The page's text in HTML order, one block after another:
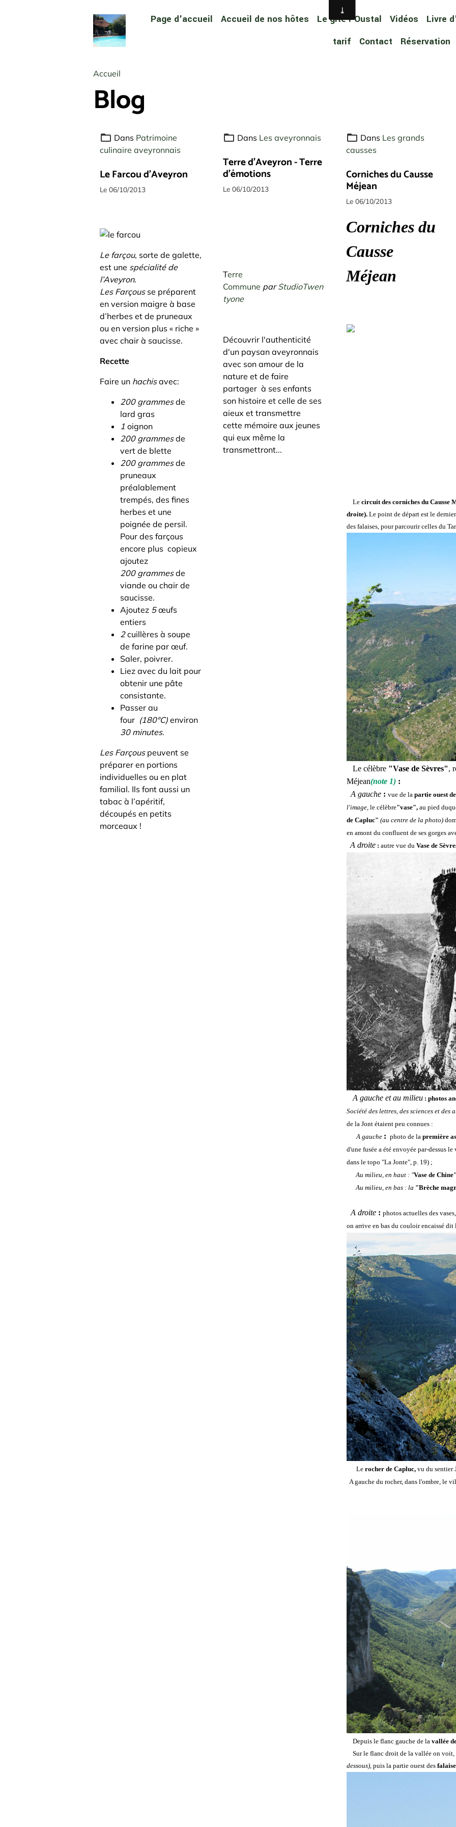
Page d'accueil Accueil de nos hôtes Le gîte l'Oustal Vidéos Livre
tarif
Contact Réservation
Accueil
Blog
Dans Patrimoine
culinaire aveyronnais
Le Farcou d'Aveyron
Le 06/10/2013
Le farçou, sorte de galette,
est une spécialité de
l’Aveyron.
Les Farçousse préparent
en version maigre à base
d’herbes et de pruneaux
ou en version plus « riche »
avec chair à saucisse.
Recette
Faire un hachisavec:
200 grammesde
lard gras
1 oignon
200 grammesde
vert de blette
200 grammesde
pruneaux
préalablement
trempés, des fines
herbes et une
poignée de persil.
Pour des farçous
encore plus copieux
ajoutez
200 grammesde
viande ou chair de
saucisse.
Ajoutez 5œufs
entiers
2cuillères à soupe
de farine par œuf.
Saler, poivrer.
Liez avec du lait pour
obtenir une pâte
consistante.
Passer au
four (180°C) environ
30 minutes.
Les Farçouspeuvent se
préparer en portions
individuelles ou en plat
familial. Ils font aussi un
tabac à l’apéritif,
découpés en petits
morceaux !
Dans Les aveyronnais
Terre d'Aveyron - Terre
d'émotions
Le 06/10/2013
Terre
Commune parStudioTwen
tyone
Découvrir l'authenticité
d'un paysan aveyronnais
avec son amour de la
nature et de faire
partager à ses enfants
son histoire et celle de ses
aieux et transmettre
cette mémoire aux jeunes
qui eux même la
transmettront...
Dans Les grands
causses
Corniches du Causse
Méjean
Le 06/10/2013
Corniches du
Causse
Méjean
Le circuit des corniches du Causse
droite).Le point de départ est le
des falaises, pour parcourir celles du
Le célèbre "Vase de Sèvres",
Méjean(note 1) :
A gauche : vuede lapartie ouest
l'image, le célèbre"vase", au pied
de Capluc" (au centre de la photo)
en amont du confluent de ses gorges
A droite : autre vue du Vase de
A gauche et au milieu: photos
Société des lettres, des sciences et
de la Jont étaient peu connues :
A gauche : photo de la première
d'une fusée a été envoyée par-dessus
dans le topo "La Jonte", p. 19) ;
Au milieu, en haut : "Vase de Chine"
Au milieu, en bas : la "Brèche
A droite : photos actuelles des vases,
on arrive en bas du couloir encaissé dit
Le rocher de Capluc,vu du sentier
A gauche du rocher, dans l'ombre, le
Depuis le flanc gauche de la vallée
Sur le flanc droit de la vallée on voit,
dessous), puis la partie ouest des